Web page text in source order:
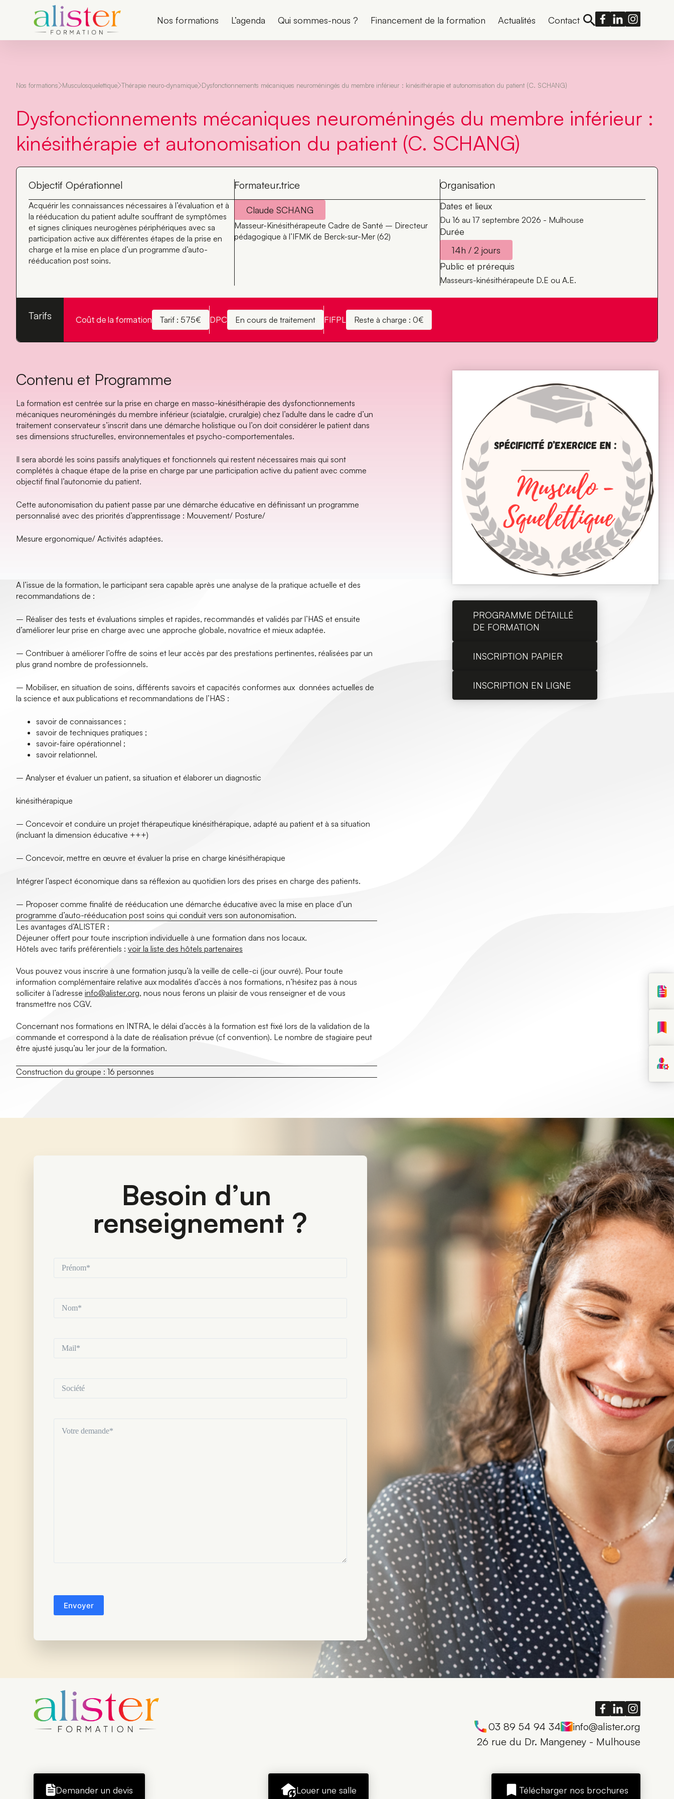
Nos formations L’agenda Qui sommes-nous ? Financement de la formation Actualités Contact
Nos formations Musculosquelettique Thérapie neuro-dynamique Dysfonctionnements mécaniques neuroméningés du membre inférieur : kinésithérapie et autonomisation du patient (C. SCHANG)
Dysfonctionnements mécaniques neuroméningés du membre inférieur :
kinésithérapie et autonomisation du patient (C. SCHANG)
Objectif Opérationnel
Acquérir les connaissances nécessaires à l’évaluation et à
la rééducation du patient adulte souffrant de symptômes
et signes cliniques neurogènes périphériques avec sa
participation active aux différentes étapes de la prise en
charge et la mise en place d’un programme d’auto-
rééducation post soins.
Formateur.trice
Claude SCHANG
Masseur-Kinésithérapeute Cadre de Santé – Directeur
pédagogique à l’IFMK de Berck-sur-Mer (62)
Organisation
Dates et lieux
Du 16 au 17 septembre 2026 - Mulhouse
Durée
14h / 2 jours
Public et prérequis
Masseurs-kinésithérapeute D.E ou A.E.
Tarifs Coût de la formation Tarif : 575€ DPC En cours de traitement FIFPL Reste à charge : 0€
Contenu et Programme
La formation est centrée sur la prise en charge en masso-kinésithérapie des dysfonctionnements
mécaniques neuroméningés du membre inférieur (sciatalgie, cruralgie) chez l’adulte dans le cadre d’un
traitement conservateur s’inscrit dans une démarche holistique ou l’on doit considérer le patient dans
ses dimensions structurelles, environnementales et psycho-comportementales.
Il sera abordé les soins passifs analytiques et fonctionnels qui restent nécessaires mais qui sont
complétés à chaque étape de la prise en charge par une participation active du patient avec comme
objectif final l’autonomie du patient.
Cette autonomisation du patient passe par une démarche éducative en définissant un programme
personnalisé avec des priorités d’apprentissage : Mouvement/ Posture/
Mesure ergonomique/ Activités adaptées.
A l’issue de la formation, le participant sera capable après une analyse de la pratique actuelle et des
recommandations de :
– Réaliser des tests et évaluations simples et rapides, recommandés et validés par l’HAS et ensuite
d’améliorer leur prise en charge avec une approche globale, novatrice et mieux adaptée.
– Contribuer à améliorer l’offre de soins et leur accès par des prestations pertinentes, réalisées par un
plus grand nombre de professionnels.
– Mobiliser, en situation de soins, différents savoirs et capacités conformes aux données actuelles de
la science et aux publications et recommandations de l’HAS :
savoir de connaissances ;
savoir de techniques pratiques ;
savoir-faire opérationnel ;
savoir relationnel.
– Analyser et évaluer un patient, sa situation et élaborer un diagnostic
kinésithérapique
– Concevoir et conduire un projet thérapeutique kinésithérapique, adapté au patient et à sa situation
(incluant la dimension éducative +++)
– Concevoir, mettre en œuvre et évaluer la prise en charge kinésithérapique
Intégrer l’aspect économique dans sa réflexion au quotidien lors des prises en charge des patients.
– Proposer comme finalité de rééducation une démarche éducative avec la mise en place d’un
programme d’auto-rééducation post soins qui conduit vers son autonomisation.
Les avantages d’ALISTER :
Déjeuner offert pour toute inscription individuelle à une formation dans nos locaux.
Hôtels avec tarifs préférentiels : voir la liste des hôtels partenaires
Vous pouvez vous inscrire à une formation jusqu’à la veille de celle-ci (jour ouvré). Pour toute
information complémentaire relative aux modalités d’accès à nos formations, n’hésitez pas à nous
solliciter à l’adresse info@alister.org, nous nous ferons un plaisir de vous renseigner et de vous
transmettre nos CGV.
Concernant nos formations en INTRA, le délai d’accès à la formation est fixé lors de la validation de la
commande et correspond à la date de réalisation prévue (cf convention). Le nombre de stagiaire peut
être ajusté jusqu’au 1er jour de la formation.
Construction du groupe : 16 personnes
PROGRAMME DÉTAILLÉ
DE FORMATION
INSCRIPTION PAPIER
INSCRIPTION EN LIGNE
Besoin d’un
renseignement ?
(Nécessaire)
(Nécessaire)
(Nécessaire)
demande(Nécessaire)
03 89 54 94 34
info@alister.org
26 rue du Dr. Mangeney - Mulhouse
Demander un devis Louer une salle Télécharger nos brochures